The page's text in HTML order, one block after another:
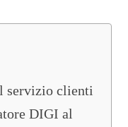
servizio clienti
DIGI al